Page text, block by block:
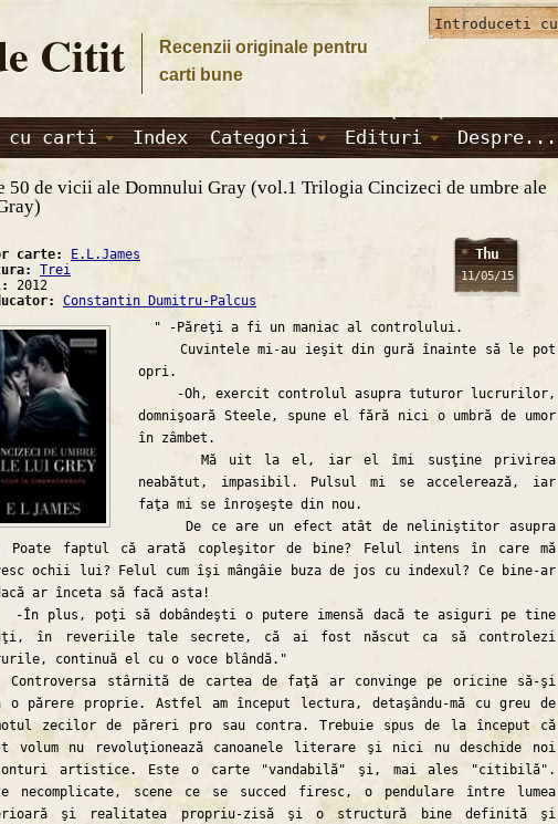
Citit
Recenzii originale pentru
carti bune
cu carti Index Categorii Edituri Despre...
50 de vicii ale Domnului Gray (vol.1 Trilogia Cincizeci de umbre ale
Thu
11/05/15
carte:
E.L.James
Trei
2012
Constantin Dumitru-Palcus
" -Păreţi a fi un maniac al controlului.
Cuvintele mi-au ieşit din gură înainte să le pot
opri.
-Oh, exercit controlul asupra tuturor lucrurilor,
domnişoară Steele, spune el fără nici o umbră de umor
în zâmbet.
Mă uit la el, iar el îmi susţine privirea
neabătut, impasibil. Pulsul mi se accelerează, iar
faţa mi se înroşeşte din nou.
De ce are un efect atât de neliniştitor asupra
Poate faptul că arată copleşitor de bine? Felul intens în care mă
ochii lui? Felul cum îşi mângâie buza de jos cu indexul? Ce bine-ar
ar înceta să facă asta!
plus, poţi să dobândeşti o putere imensă dacă te asiguri pe tine
în reveriile tale secrete, că ai fost născut ca să controlezi
continuă el cu o voce blândă."
stârnită de cartea de faţă ar convinge pe oricine să-şi
o părere proprie. Astfel am început lectura, detaşându-mă cu greu de
zecilor de păreri pro sau contra. Trebuie spus de la început că
volum nu revoluţionează canoanele literare şi nici nu deschide noi
artistice. Este o carte "vandabilă" şi, mai ales "citibilă".
necomplicate, scene ce se succed firesc, o pendulare între lumea
şi realitatea propriu-zisă şi o structură bine definită şi